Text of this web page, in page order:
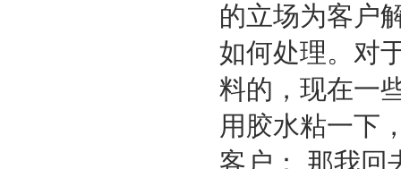
的立场为客户
如何处理。对
料的，现在一
用胶水粘一下
客户： 那我回